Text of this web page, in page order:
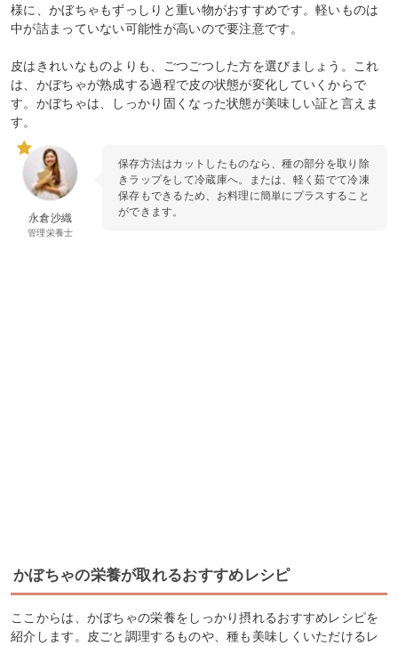
様に、かぼちゃもずっしりと重い物がおすすめです。軽いものは
中が詰まっていない可能性が高いので要注意です。
皮はきれいなものよりも、ごつごつした方を選びましょう。これ
は、かぼちゃが熟成する過程で皮の状態が変化していくからで
す。かぼちゃは、しっかり固くなった状態が美味しい証と言えま
す。
永倉沙織
管理栄養士
保存方法はカットしたものなら、種の部分を取り除
きラップをして冷蔵庫へ。または、軽く茹でて冷凍
保存もできるため、お料理に簡単にプラスすること
ができます。
かぼちゃの栄養が取れるおすすめレシピ
ここからは、かぼちゃの栄養をしっかり摂れるおすすめレシピを
紹介します。皮ごと調理するものや、種も美味しくいただけるレ